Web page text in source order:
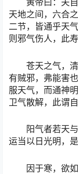
黄帝曰：夫
天地之间，六合
二节，皆通乎天
则邪气伤人，此
苍天之气，
有贼邪，弗能害
服天气，而通神
卫气散解，此谓
阳气者若天
运当以日光明，
因于寒，欲